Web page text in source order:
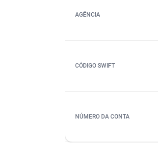
AGÊNCIA
CÓDIGO SWIFT
NÚMERO DA CONTA